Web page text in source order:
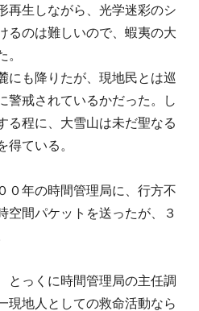
再生しながら、光学迷彩のシ
るのは難しいので、蝦夷の大
。
も降りたが、現地民とは巡
警戒されているかだった。し
る程に、大雪山は未だ聖なる
得ている。
年の時間管理局に、行方不
空間パケットを送ったが、３
っくに時間管理局の主任調
現地人としての救命活動なら